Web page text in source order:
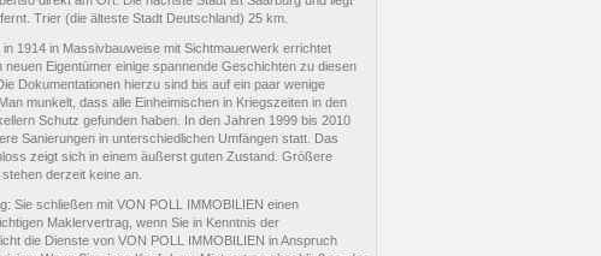
Trier (die älteste Stadt Deutschland) 25 km.
in 1914 in Massivbauweise mit Sichtmauerwerk errichtet
neuen Eigentümer einige spannende Geschichten zu diesen
Dokumentationen hierzu sind bis auf ein paar wenige
munkelt, dass alle Einheimischen in Kriegszeiten in den
Schutz gefunden haben. In den Jahren 1999 bis 2010
Sanierungen in unterschiedlichen Umfängen statt. Das
zeigt sich in einem äußerst guten Zustand. Größere
derzeit keine an.
Sie schließen mit VON POLL IMMOBILIEN einen
Maklervertrag, wenn Sie in Kenntnis der
die Dienste von VON POLL IMMOBILIEN in Anspruch